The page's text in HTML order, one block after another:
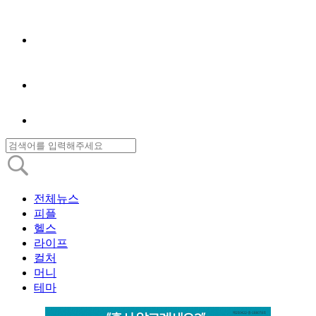
전체뉴스
피플
헬스
라이프
컬처
머니
테마